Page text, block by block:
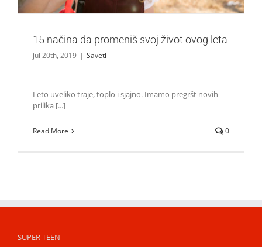
15 načina da promeniš svoj život ovog leta
jul 20th, 2019 | Saveti
Leto uveliko traje, toplo i sjajno. Imamo pregršt novih
prilika [...]
Read More 0
SUPER TEEN